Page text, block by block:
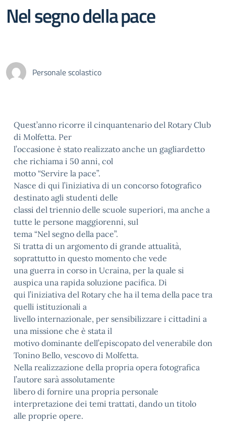
Nel segno della pace
Personale scolastico
Quest’anno ricorre il cinquantenario del Rotary Club
di Molfetta. Per
l’occasione è stato realizzato anche un gagliardetto
che richiama i 50 anni, col
motto “Servire la pace”.
Nasce di qui l’iniziativa di un concorso fotografico
destinato agli studenti delle
classi del triennio delle scuole superiori, ma anche a
tutte le persone maggiorenni, sul
tema “Nel segno della pace”.
Si tratta di un argomento di grande attualità,
soprattutto in questo momento che vede
una guerra in corso in Ucraina, per la quale si
auspica una rapida soluzione pacifica. Di
qui l’iniziativa del Rotary che ha il tema della pace tra
quelli istituzionali a
livello internazionale, per sensibilizzare i cittadini a
una missione che è stata il
motivo dominante dell’episcopato del venerabile don
Tonino Bello, vescovo di Molfetta.
Nella realizzazione della propria opera fotografica
l’autore sarà assolutamente
libero di fornire una propria personale
interpretazione dei temi trattati, dando un titolo
alle proprie opere.